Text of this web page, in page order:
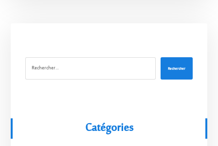
Rechercher
Catégories